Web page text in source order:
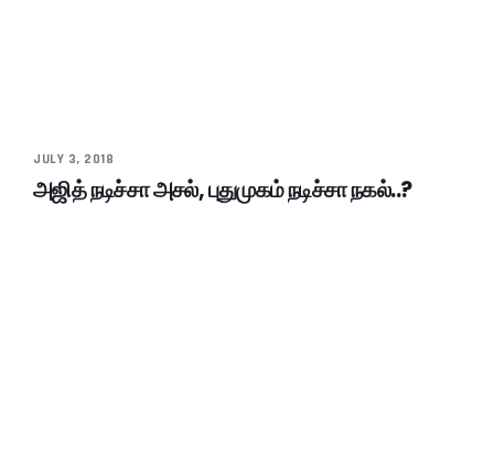
JULY 3, 2018
அஜித் நடிச்சா அசல், புதுமுகம் நடிச்சா நகல்..?